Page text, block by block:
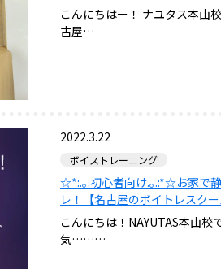
こんにちはー！ ナユタス本山
古屋…
2022.3.22
ボイストレーニング
☆*:.｡.初心者向け.｡.:*☆お家で
レ！【名古屋のボイトレスク
こんにちは！NAYUTAS本山校
気………